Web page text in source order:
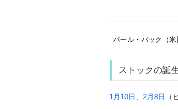
パール・バック（
ストックの誕
1月10日 2月8日 （